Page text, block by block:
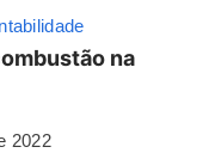
na
2022